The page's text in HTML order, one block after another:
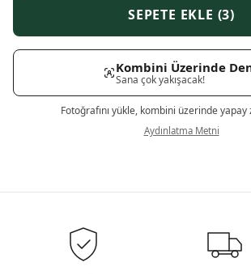
SEPETE EKLE (3)
Kombini Üzerinde
Sana çok yakışacak!
Fotoğrafını yükle, kombini üzerinde yapay
Aydınlatma Metni